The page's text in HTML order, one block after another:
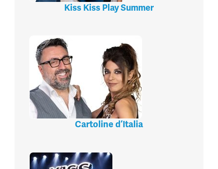
Kiss Kiss Play Summer
Cartoline d’Italia